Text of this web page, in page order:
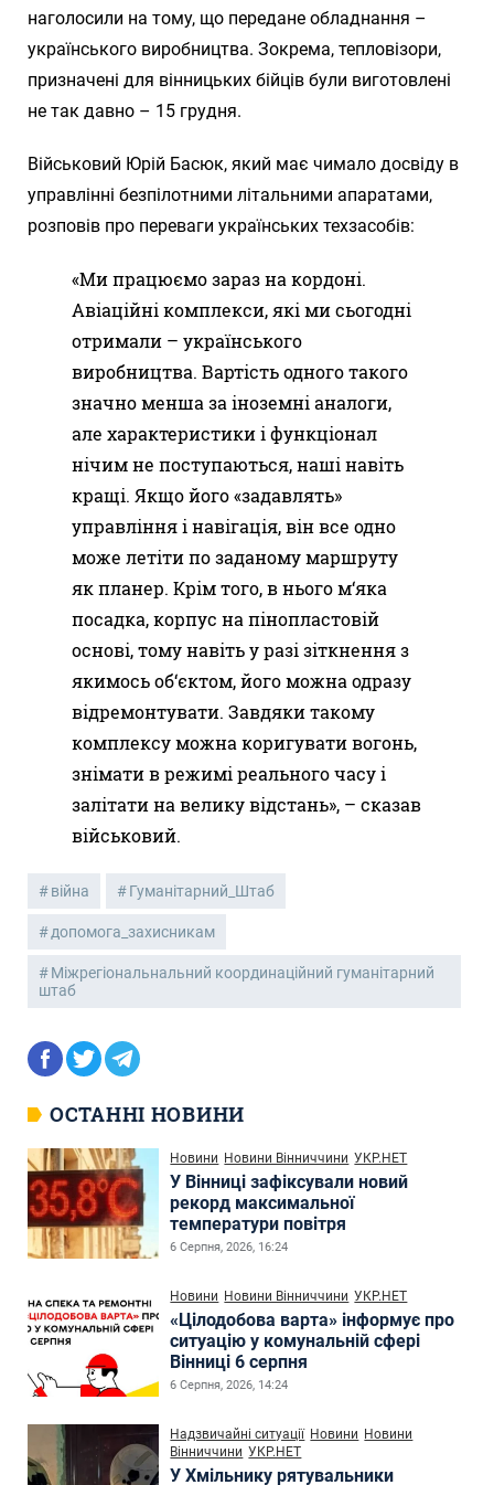
наголосили на тому, що передане обладнання –
українського виробництва. Зокрема, тепловізори,
призначені для вінницьких бійців були виготовлені
не так давно – 15 грудня.
Військовий Юрій Басюк, який має чимало досвіду в
управлінні безпілотними літальними апаратами,
розповів про переваги українських техзасобів:
«Ми працюємо зараз на кордоні.
Авіаційні комплекси, які ми сьогодні
отримали – українського
виробництва. Вартість одного такого
значно менша за іноземні аналоги,
але характеристики і функціонал
нічим не поступаються, наші навіть
кращі. Якщо його «задавлять»
управління і навігація, він все одно
може летіти по заданому маршруту
як планер. Крім того, в нього м‘яка
посадка, корпус на пінопластовій
основі, тому навіть у разі зіткнення з
якимось об‘єктом, його можна одразу
відремонтувати. Завдяки такому
комплексу можна коригувати вогонь,
знімати в режимі реального часу і
залітати на велику відстань», – сказав
військовий.
війна Гуманітарний_Штаб
допомога_захисникам
Міжрегіональнальний координаційний гуманітарний
штаб
ОСТАННІ НОВИНИ
Новини Новини Вінниччини УКР.НЕТ
У Вінниці зафіксували новий
рекорд максимальної
температури повітря
6 Серпня, 2026, 16:24
Новини Новини Вінниччини УКР.НЕТ
«Цілодобова варта» інформує про
ситуацію у комунальній сфері
Вінниці 6 серпня
6 Серпня, 2026, 14:24
Надзвичайні ситуації Новини Новини
Вінниччини УКР.НЕТ
У Хмільнику рятувальники